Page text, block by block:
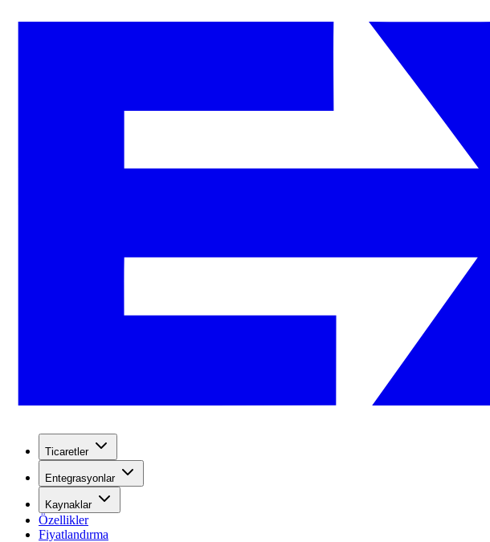
Ticaretler
Entegrasyonlar
Kaynaklar
Özellikler
Fiyatlandırma